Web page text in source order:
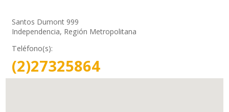
Santos Dumont 999
Independencia, Región Metropolitana
Teléfono(s):
(2)27325864